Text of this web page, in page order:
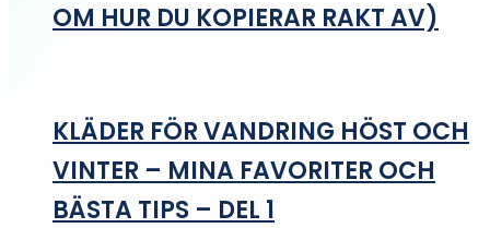
OM HUR DU KOPIERAR RAKT AV)
KLÄDER FÖR VANDRING HÖST OCH
VINTER – MINA FAVORITER OCH
BÄSTA TIPS – DEL 1